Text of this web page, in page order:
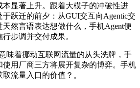
本显著上升。跟着大模子的冲破性进
跃迁的前夕：从GUI交互向Agentic交
然言语表达想做什么，手机Agent便
步调并交付成果。
着挪动互联网流量的从头洗牌，手
用厂商三方将展开复杂的博弈。手机
流量入口的价值？。